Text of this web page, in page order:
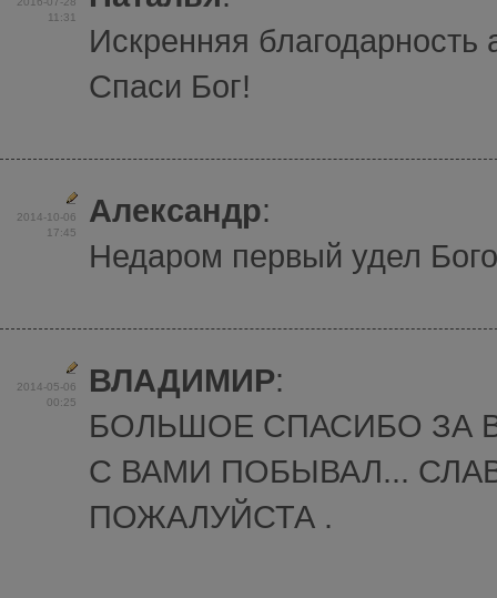
11:31
Искренняя благодарность
Спаси Бог!
2014-10-06
17:45
Александр:
Недаром первый удел
2014-05-06
00:25
ВЛАДИМИР:
БОЛЬШОЕ СПАСИБО ЗА
С ВАМИ ПОБЫВАЛ...
ПОЖАЛУЙСТА .